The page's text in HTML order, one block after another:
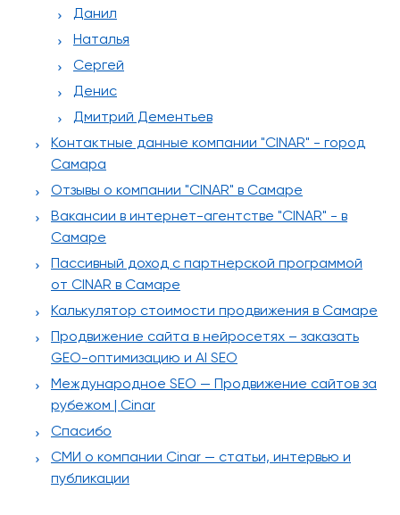
Данил
Наталья
Сергей
Денис
Дмитрий Дементьев
Контактные данные компании "CINAR" - город
Самара
Отзывы о компании "CINAR" в Самаре
Вакансии в интернет-агентстве "CINAR" - в
Самаре
Пассивный доход с партнерской программой
от CINAR в Самаре
Калькулятор стоимости продвижения в Самаре
Продвижение сайта в нейросетях – заказать
GEO-оптимизацию и AI SEO
Международное SEO — Продвижение сайтов за
рубежом | Cinar
Спасибо
СМИ о компании Cinar — статьи, интервью и
публикации